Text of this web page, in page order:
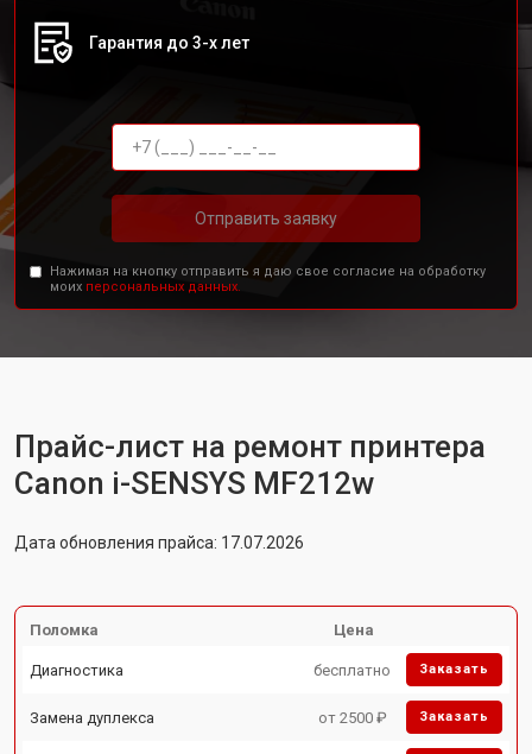
Гарантия до 3-х лет
Отправить заявку
Нажимая на кнопку отправить я даю свое согласие на обработку
моих персональных данных.
Прайс-лист на ремонт принтера
Canon i-SENSYS MF212w
Дата обновления прайса: 17.07.2026
Поломка Цена
Диагностика бесплатно Заказать
Замена дуплекса от 2500 ₽ Заказать